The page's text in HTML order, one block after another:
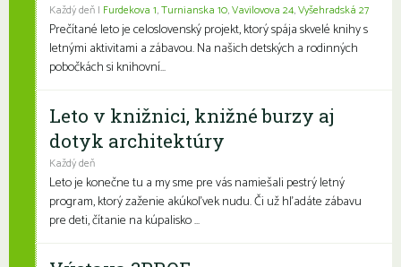
Každý deň | Furdekova 1,Turnianska 10,Vavilovova 24,Vyšehradská 27
Prečítané leto je celoslovenský projekt, ktorý spája skvelé knihy s
letnými aktivitami a zábavou. Na našich detských a rodinných
pobočkách si knihovní...
Leto v knižnici, knižné burzy aj
dotyk architektúry
Každý deň
Leto je konečne tu a my sme pre vás namiešali pestrý letný
program, ktorý zaženie akúkoľvek nudu. Či už hľadáte zábavu
pre deti, čítanie na kúpalisko ...